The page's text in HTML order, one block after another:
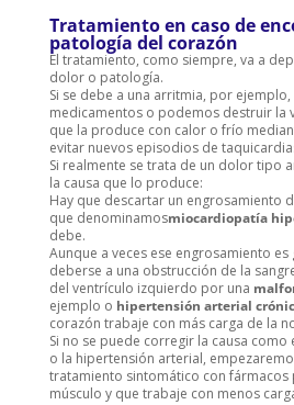
Tratamiento en caso de
patología del corazón
El tratamiento, como siempre, va a
dolor o patología.
Si se debe a una arritmia, por
medicamentos o podemos destruir la
que la produce con calor o frío
evitar nuevos episodios de
Si realmente se trata de un dolor tipo
la causa que lo produce:
Hay que descartar un engrosamiento
que denominamosmiocardiopatía
debe.
Aunque a veces ese engrosamiento
deberse a una obstrucción de la
del ventrículo izquierdo por una
ejemplo o hipertensión arterial
corazón trabaje con más carga de la
Si no se puede corregir la causa como
o la hipertensión arterial,
tratamiento sintomático con fármacos
músculo y que trabaje con menos